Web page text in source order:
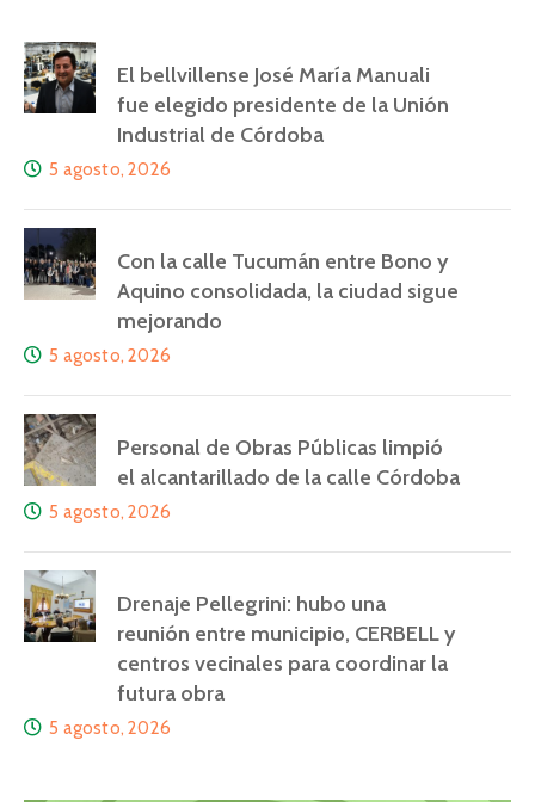
El bellvillense José María Manuali
fue elegido presidente de la Unión
Industrial de Córdoba
5 agosto, 2026
Con la calle Tucumán entre Bono y
Aquino consolidada, la ciudad sigue
mejorando
5 agosto, 2026
Personal de Obras Públicas limpió
el alcantarillado de la calle Córdoba
5 agosto, 2026
Drenaje Pellegrini: hubo una
reunión entre municipio, CERBELL y
centros vecinales para coordinar la
futura obra
5 agosto, 2026